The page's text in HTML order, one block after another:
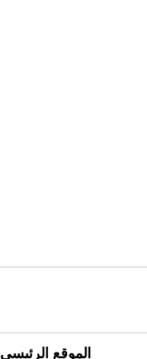
الموقع الرئيسي